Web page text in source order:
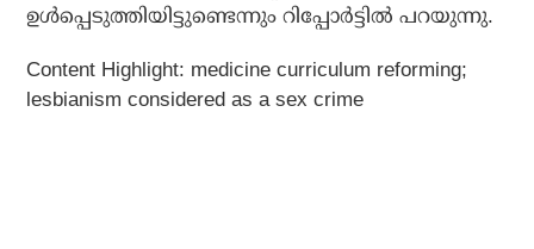
ഉള്‍പ്പെടുത്തിയിട്ടുണ്ടെന്നും റിപ്പോര്‍ട്ടില്‍ പറയുന്നു.
Content Highlight: medicine curriculum reforming;
lesbianism considered as a sex crime